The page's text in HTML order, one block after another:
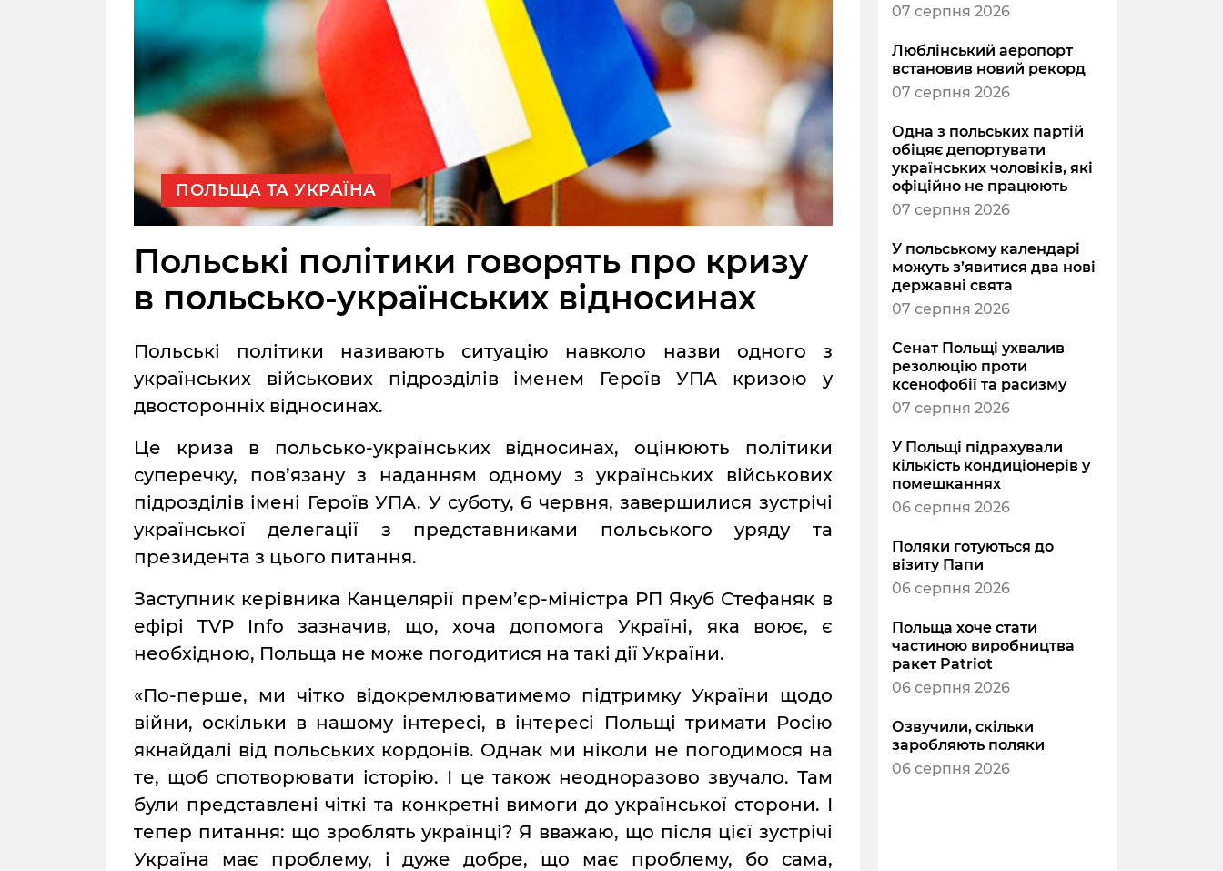
ПОЛЬЩА ТА УКРАЇНА
Польські політики говорять про кризу
в польсько-українських відносинах
Польські політики називають ситуацію навколо назви одного з
українських військових підрозділів іменем Героїв УПА кризою у
двосторонніх відносинах.
Це криза в польсько-українських відносинах, оцінюють політики
суперечку, пов’язану з наданням одному з українських військових
підрозділів імені Героїв УПА. У суботу, 6 червня, завершилися зустрічі
української делегації з представниками польського уряду та
президента з цього питання.
Заступник керівника Канцелярії прем’єр-міністра РП Якуб Стефаняк в
ефірі TVP Info зазначив, що, хоча допомога Україні, яка воює, є
необхідною, Польща не може погодитися на такі дії України.
«По-перше, ми чітко відокремлюватимемо підтримку України щодо
війни, оскільки в нашому інтересі, в інтересі Польщі тримати Росію
якнайдалі від польських кордонів. Однак ми ніколи не погодимося на
те, щоб спотворювати історію. І це також неодноразово звучало. Там
були представлені чіткі та конкретні вимоги до української сторони. І
тепер питання: що зроблять українці? Я вважаю, що після цієї зустрічі
Україна має проблему, і дуже добре, що має проблему, бо сама,
07 серпня 2026
Люблінський аеропорт
встановив новий рекорд
07 серпня 2026
Одна з польських партій
обіцяє депортувати
українських чоловіків, які
офіційно не працюють
07 серпня 2026
У польському календарі
можуть з’явитися два нові
державні свята
07 серпня 2026
Сенат Польщі ухвалив
резолюцію проти
ксенофобії та расизму
07 серпня 2026
У Польщі підрахували
кількість кондиціонерів у
помешканнях
06 серпня 2026
Поляки готуються до
візиту Папи
06 серпня 2026
Польща хоче стати
частиною виробництва
ракет Patriot
06 серпня 2026
Озвучили, скільки
заробляють поляки
06 серпня 2026